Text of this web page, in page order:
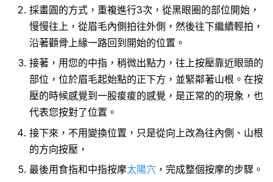
採畫圓的方式，重複進行3次，從黑眼圈的部位開始，
慢慢往上，從眉毛內側拍往外側，然後往下繼續輕拍，
沿著顴骨上緣一路回到開始的位置。
接著，用您的中指，稍微出點力，往上按壓靠近眼頭的
部位，位於眉毛起始點的正下方，並緊鄰著山根。在按
壓的時候感覺到一股痠痠的感覺，是正常的的現象，也
代表您按對了位置。
接下來，不用變換位置，只是從向上改為往內側、山根
的方向按壓，
最後用食指和中指按摩太陽穴 ，完成整個按摩的步驟。